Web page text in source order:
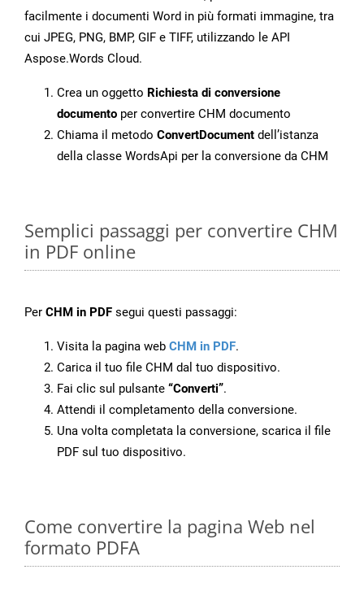
facilmente i documenti Word in più formati immagine, tra
cui JPEG, PNG, BMP, GIF e TIFF, utilizzando le API
Aspose.Words Cloud.
Crea un oggetto Richiesta di conversione
documento per convertire CHM documento
Chiama il metodo ConvertDocument dell’istanza
della classe WordsApi per la conversione da CHM
Semplici passaggi per convertire CHM
in PDF online
Per CHM in PDF segui questi passaggi:
Visita la pagina web CHM in PDF.
Carica il tuo file CHM dal tuo dispositivo.
Fai clic sul pulsante “Converti”.
Attendi il completamento della conversione.
Una volta completata la conversione, scarica il file
PDF sul tuo dispositivo.
Come convertire la pagina Web nel
formato PDFA